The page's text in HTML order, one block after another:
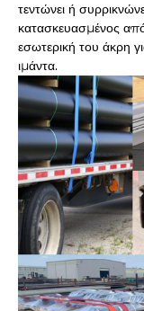
τεντώνει ή
κατασκευασμένος από
εσωτερική του άκρη
ιμάντα.